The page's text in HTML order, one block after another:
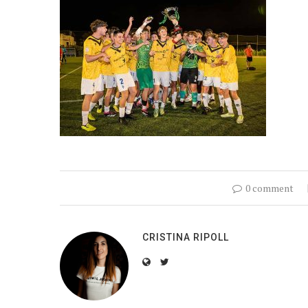
0 comment
CRISTINA RIPOLL